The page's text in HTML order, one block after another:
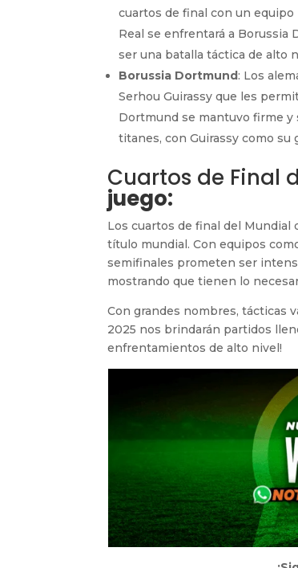
cuartos de final con un equipo
Real se enfrentará a Borussia
ser una batalla táctica de alto
Borussia Dortmund: Los
Serhou Guirassy que les
Dortmund se mantuvo firme y
titanes, con Guirassy como su
Cuartos de Final
juego:
Los cuartos de final del Mundial
título mundial. Con equipos
semifinales prometen ser
mostrando que tienen lo
Con grandes nombres, tácticas
2025 nos brindarán partidos
enfrentamientos de alto nivel!